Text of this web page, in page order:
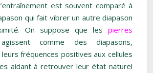
est souvent comparé à
qui fait vibrer un autre diapason
On suppose que les pierres
agissent comme des diapasons,
fréquences positives aux cellules
aidant à retrouver leur état naturel